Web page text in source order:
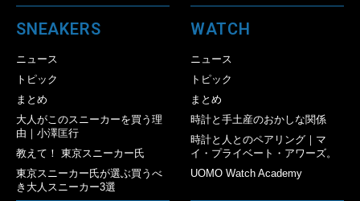
SNEAKERS
ニュース
トピック
まとめ
大人がこのスニーカーを買う理
由｜小澤匡行
教えて！ 東京スニーカー氏
東京スニーカー氏が選ぶ買うべ
き大人スニーカー3選
WATCH
ニュース
トピック
まとめ
時計と手土産のおかしな関係
時計と人とのペアリング｜マ
イ・プライベート・アワーズ。
UOMO Watch Academy